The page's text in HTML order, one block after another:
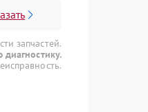
запчастей.
диагностику.